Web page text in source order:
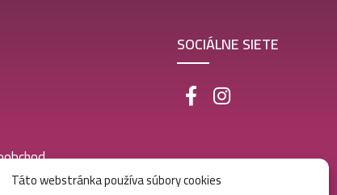
Táto webstránka používa súbory cookies
SOCIÁLNE SIETE